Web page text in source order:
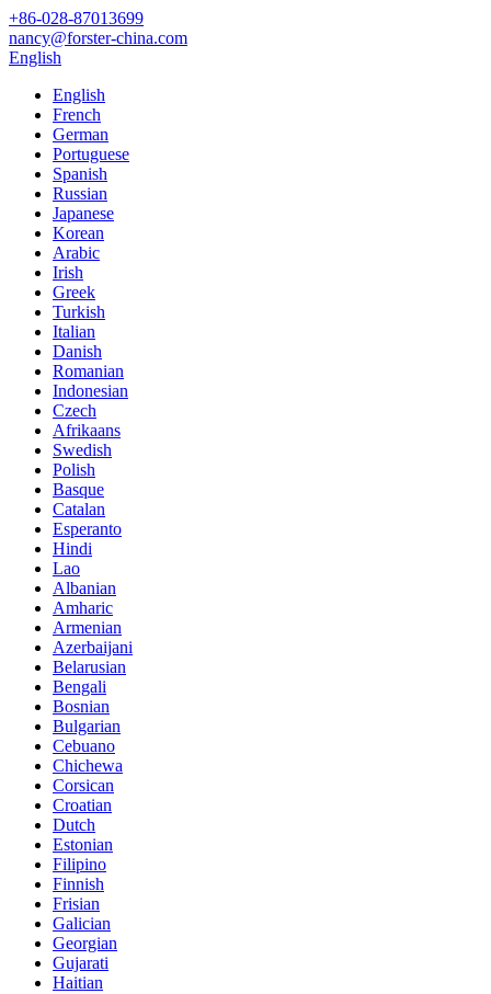
+86-028-87013699
nancy@forster-china.com
English
English
French
German
Portuguese
Spanish
Russian
Japanese
Korean
Arabic
Irish
Greek
Turkish
Italian
Danish
Romanian
Indonesian
Czech
Afrikaans
Swedish
Polish
Basque
Catalan
Esperanto
Hindi
Lao
Albanian
Amharic
Armenian
Azerbaijani
Belarusian
Bengali
Bosnian
Bulgarian
Cebuano
Chichewa
Corsican
Croatian
Dutch
Estonian
Filipino
Finnish
Frisian
Galician
Georgian
Gujarati
Haitian